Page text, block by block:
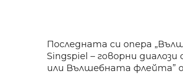
Последната си опера
Singspiel – говорни
или Вълшебната флейта”